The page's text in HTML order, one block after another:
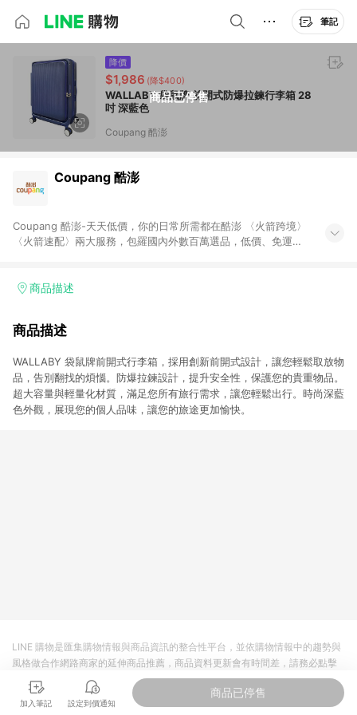
筆記
商品已停售
降價
$1,986 (降$400)
WALLABY 袋鼠牌 前開式防爆拉鍊行李箱 28
吋 深藍色
Coupang 酷澎
Coupang 酷澎
Coupang 酷澎-天天低價，你的日常所需都在酷澎 〈火箭跨境〉
〈火箭速配〉兩大服務，包羅國內外數百萬選品，低價、免運，
加入WOW會員告別湊免運，火箭速配、火箭跨境優質選品不限金
商品描述
商品描述
WALLABY 袋鼠牌前開式行李箱，採用創新前開式設計，讓您輕鬆取放物
品，告別翻找的煩惱。防爆拉鍊設計，提升安全性，保護您的貴重物品。
超大容量與輕量化材質，滿足您所有旅行需求，讓您輕鬆出行。時尚深藍
色外觀，展現您的個人品味，讓您的旅途更加愉快。
加入筆記 設定到價通知
商品已停售
LINE 購物是匯集購物情報與商品資訊的整合性平台，並依購物情報中的趨勢與
風格做合作網路商家的延伸商品推薦，商品資料更新會有時間差，請務必點擊
商品至各合作網路商家，確認現售價與購物條件，一切資訊以合作廠商網頁為
準。